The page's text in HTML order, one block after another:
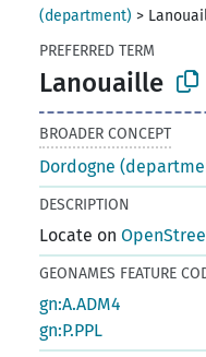
(department) >
PREFERRED TERM
Lanouaille
BROADER CONCEPT
Dordogne
DESCRIPTION
Locate on
GEONAMES FEATURE
gn:A.ADM4
gn:P.PPL